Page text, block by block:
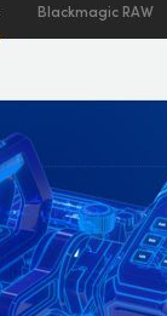
Blackmagic RAW